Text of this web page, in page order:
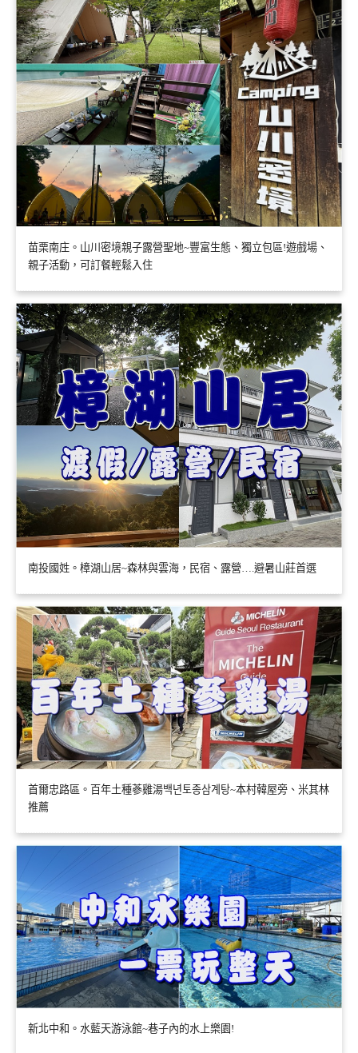
苗栗南庄。山川密境親子露營聖地~豐富生態、獨立包區!遊戲場、
親子活動，可訂餐輕鬆入住
南投國姓。樟湖山居~森林與雲海，民宿、露營….避暑山莊首選
首爾忠路區。百年土種蔘雞湯백년토종삼계탕~本村韓屋旁、米其林
推薦
新北中和。水藍天游泳館~巷子內的水上樂園!